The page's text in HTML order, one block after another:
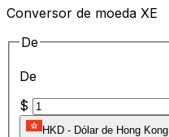
Conversor de moeda XE
De
De
$
HKD - Dólar de Hong Kong